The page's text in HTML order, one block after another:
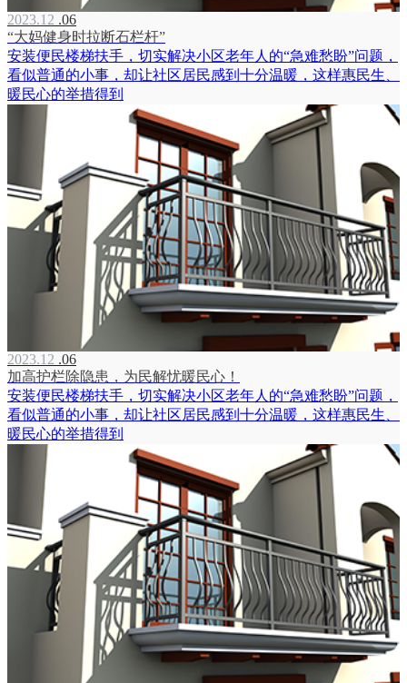
2023.12 .06
“大妈健身时拉断石栏杆”
安装便民楼梯扶手，切实解决小区老年人的“急难愁盼”问题，
看似普通的小事，却让社区居民感到十分温暖，这样惠民生、
暖民心的举措得到
2023.12 .06
加高护栏除隐患，为民解忧暖民心！
安装便民楼梯扶手，切实解决小区老年人的“急难愁盼”问题，
看似普通的小事，却让社区居民感到十分温暖，这样惠民生、
暖民心的举措得到